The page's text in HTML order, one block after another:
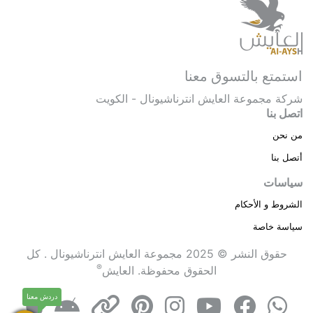
استمتع بالتسوق معنا
شركة مجموعة العايش انترناشيونال - الكويت
اتصل بنا
من نحن
أتصل بنا
سياسات
الشروط و الأحكام
سياسة خاصة
حقوق النشر © 2025 مجموعة العايش انترناشيونال . كل
الحقوق محفوظة. العايش®
دردش معنا